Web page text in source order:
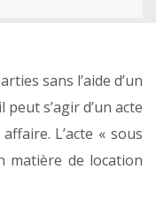
sans l’aide d’un
s’agir d’un acte
L’acte « sous
matière de location